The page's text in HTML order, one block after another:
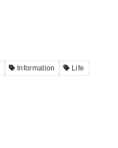
Information
Life